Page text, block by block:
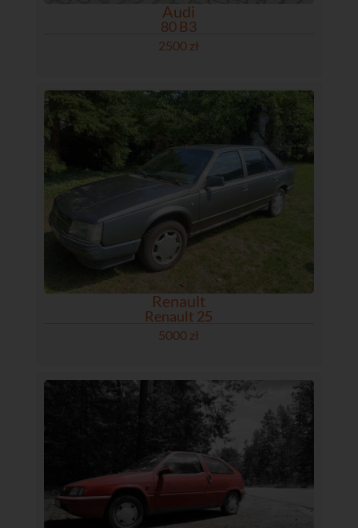
Audi
80 B3
2500 zł
Renault
Renault 25
5000 zł